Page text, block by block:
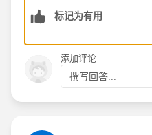
标记为有用
添加评论
撰写回答...